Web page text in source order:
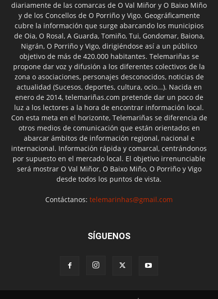
diariamente de las comarcas de O Val Miñor y O Baixo Miño
y de los Concellos de O Porriño y Vigo. Geográficamente
cubre la información que surge abarcando los municipios
de Oia, O Rosal, A Guarda, Tomiño, Tui, Gondomar, Baiona,
Nigrán, O Porriño y Vigo, dirigiéndose así a un público
objetivo de más de 420.000 habitantes. Telemariñas se
propone dar voz y difusión a los diferentes colectivos de la
zona o asociaciones, personajes desconocidos, noticias de
actualidad (Sucesos, deportes, cultura, ocio...). Nacida en
enero de 2014, telemariñas.com pretende dar un poco de
luz a los lectores a la hora de encontrar información local.
Con esta meta en el horizonte, Telemariñas se diferencia de
otros medios de comunicación que están orientados en
abarcar ámbitos de información regional, nacional e
internacional. Información rápida y comarcal, centrándonos
por supuesto en el mercado local. El objetivo irrenunciable
será mostrar O Val Miñor, O Baixo Miño, O Porriño y Vigo
desde todos los puntos de vista.
Contáctanos: telemarinhas@gmail.com
SÍGUENOS